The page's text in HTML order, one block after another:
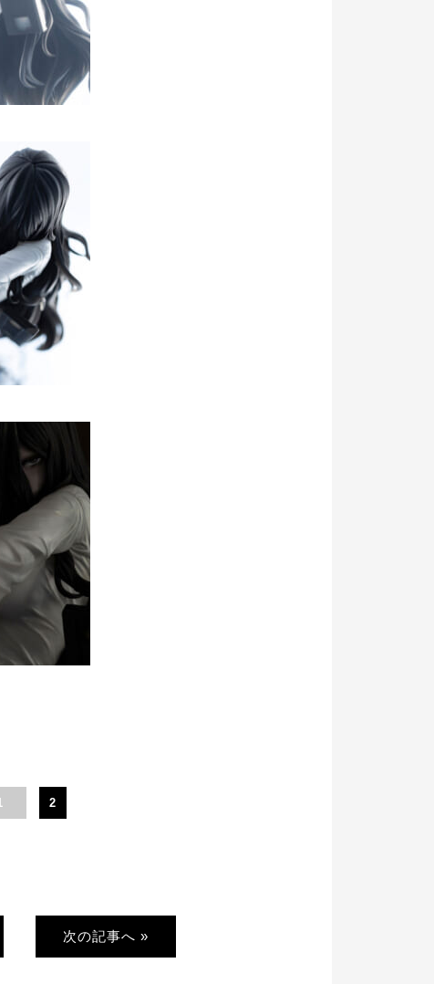
2
次の記事へ »